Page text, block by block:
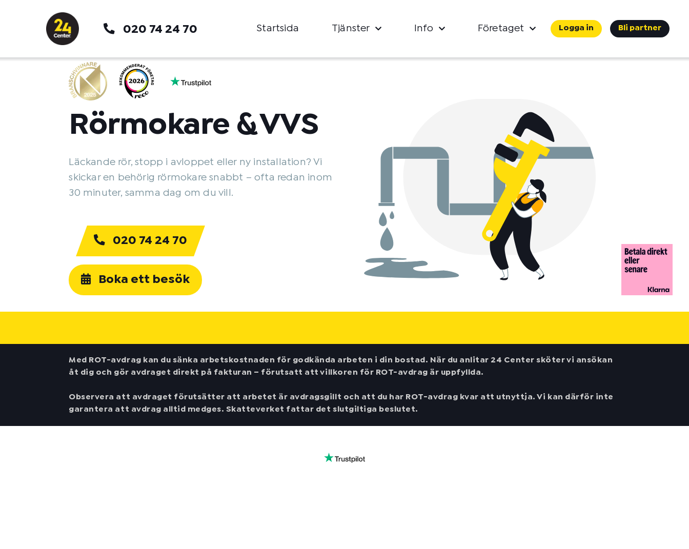
020 74 24 70 Startsida Tjänster Info Företaget Logga in Bli partner
Rörmokare & VVS
Läckande rör, stopp i avloppet eller ny installation? Vi
skickar en behörig rörmokare snabbt – ofta redan inom
30 minuter, samma dag om du vill.
020 74 24 70
Boka ett besök
Med ROT-avdrag kan du sänka arbetskostnaden för godkända arbeten i din bostad. När du anlitar 24 Center sköter vi ansökan
åt dig och gör avdraget direkt på fakturan – förutsatt att villkoren för ROT-avdrag är uppfyllda.
Observera att avdraget förutsätter att arbetet är avdragsgillt och att du har ROT-avdrag kvar att utnyttja. Vi kan därför inte
garantera att avdrag alltid medges. Skatteverket fattar det slutgiltiga beslutet.